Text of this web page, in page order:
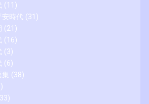
(11)
時代 (31)
(21)
(16)
(3)
(6)
(38)